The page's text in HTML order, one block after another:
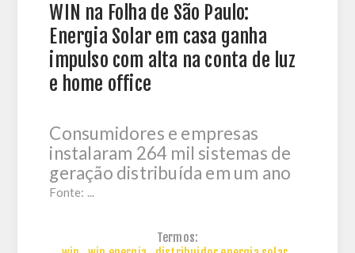
WIN na Folha de São Paulo:
Energia Solar em casa ganha
impulso com alta na conta de luz
e home office
Consumidores e empresas
instalaram 264 mil sistemas de
geração distribuída em um ano
Fonte: ...
Termos: